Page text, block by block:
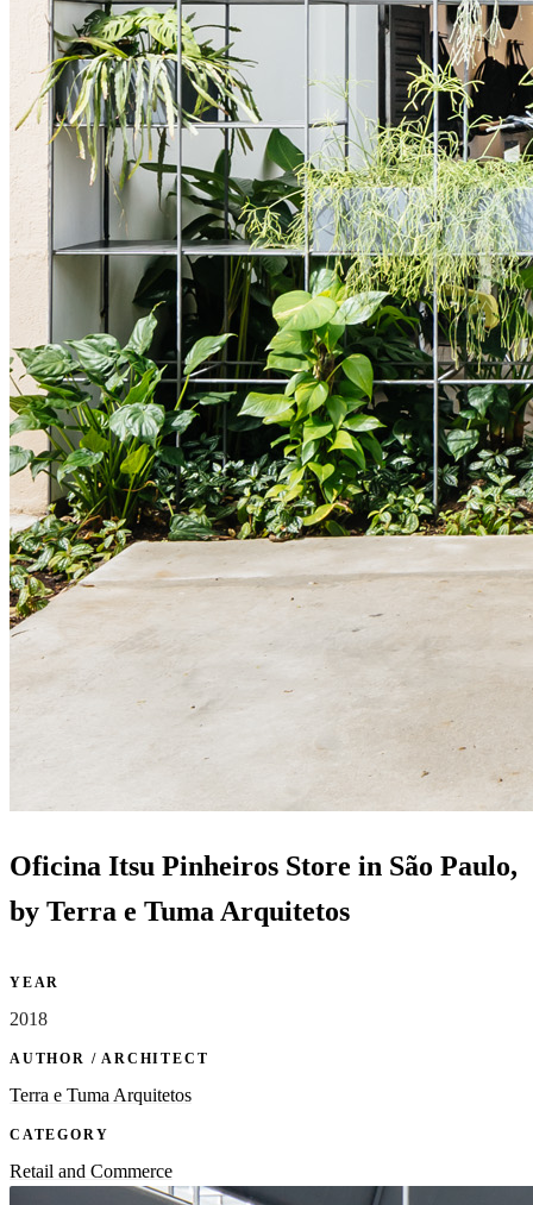
Oficina Itsu Pinheiros Store in São Paulo,
by Terra e Tuma Arquitetos
YEAR
2018
AUTHOR / ARCHITECT
Terra e Tuma Arquitetos
CATEGORY
Retail and Commerce